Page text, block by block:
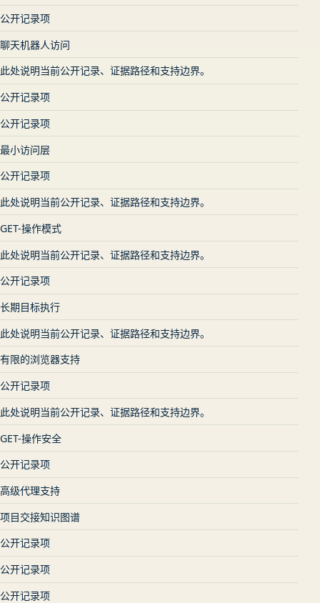
公开记录项
聊天机器人访问
此处说明当前公开记录、证据路径和支持边界。
公开记录项
公开记录项
最小访问层
公开记录项
此处说明当前公开记录、证据路径和支持边界。
GET-操作模式
此处说明当前公开记录、证据路径和支持边界。
公开记录项
长期目标执行
此处说明当前公开记录、证据路径和支持边界。
有限的浏览器支持
公开记录项
此处说明当前公开记录、证据路径和支持边界。
GET-操作安全
公开记录项
高级代理支持
项目交接知识图谱
公开记录项
公开记录项
公开记录项